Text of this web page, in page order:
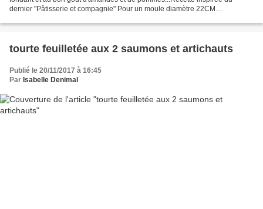
dernier "Pâtisserie et compagnie" Pour un moule diamètre 22CM
tourte feuilletée aux 2 saumons et artichauts
Publié le 20/11/2017 à 16:45
Par Isabelle Denimal